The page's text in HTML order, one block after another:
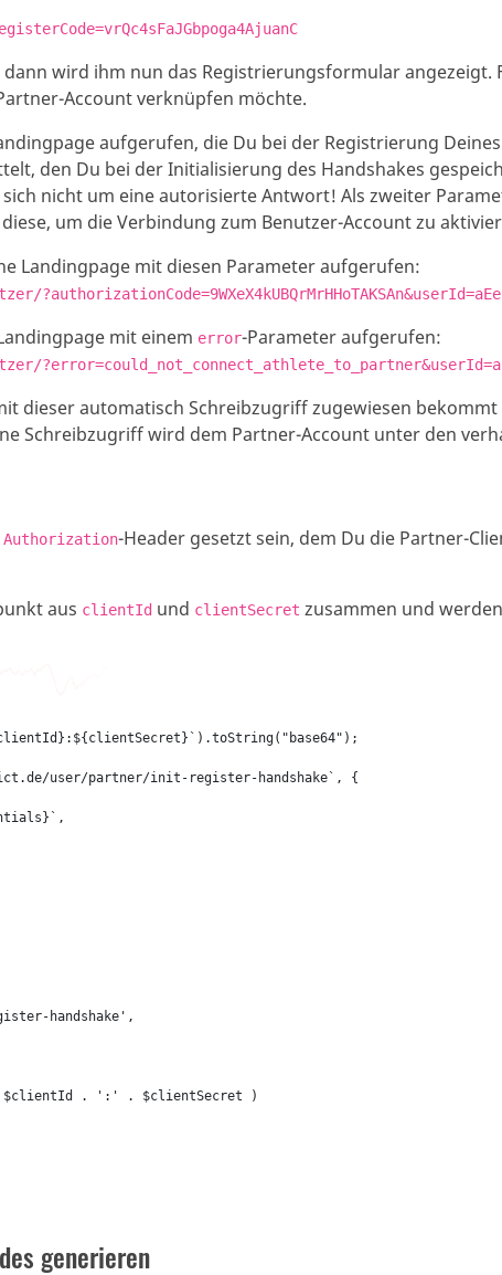
wird ihm nun das Registrierungsformular
Account verknüpfen möchte.
aufgerufen, die Du bei der Registrierung
den Du bei der Initialisierung des Handshakes
nicht um eine autorisierte Antwort! Als zweiter
um die Verbindung zum Benutzer-Account zu
Landingpage mit diesen Parameter aufgerufen:
mit einem error-Parameter aufgerufen:
dieser automatisch Schreibzugriff zugewiesen
Schreibzugriff wird dem Partner-Account unter den
Authorization-Header gesetzt sein, dem Du die Partner-
aus clientId und clientSecret zusammen und
user/partner/init-register-handshake`, {
handshake',
. ':' . $clientSecret )
generieren